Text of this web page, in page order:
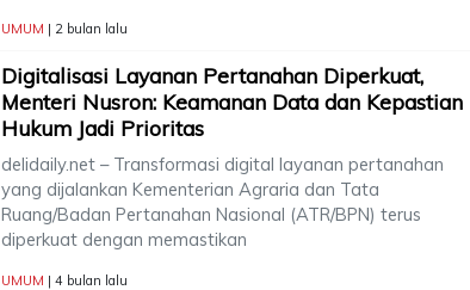
UMUM | 2 bulan lalu
Digitalisasi Layanan Pertanahan Diperkuat,
Menteri Nusron: Keamanan Data dan Kepastian
Hukum Jadi Prioritas
delidaily.net – Transformasi digital layanan pertanahan
yang dijalankan Kementerian Agraria dan Tata
Ruang/Badan Pertanahan Nasional (ATR/BPN) terus
diperkuat dengan memastikan
UMUM | 4 bulan lalu